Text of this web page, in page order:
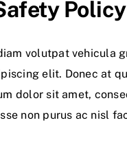
Policy
volutpat vehicula
elit. Donec at
dolor sit amet,
non purus ac nisl